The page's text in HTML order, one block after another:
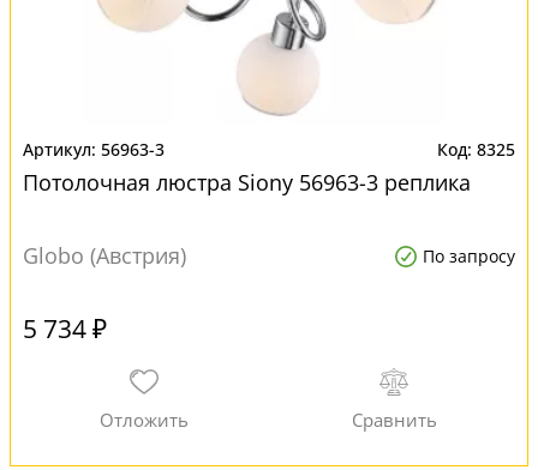
56963-3 8325
Потолочная люстра Siony 56963-3 реплика
Globo (Австрия) По запросу
5 734 ₽